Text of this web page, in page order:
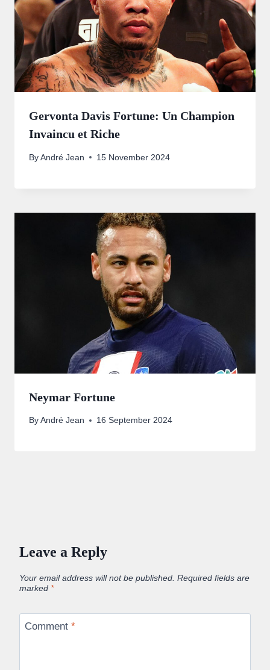
Gervonta Davis Fortune: Un Champion
Invaincu et Riche
By André Jean 15 November 2024
Neymar Fortune
By André Jean 16 September 2024
Leave a Reply
Your email address will not be published. Required fields are
marked *
Comment *